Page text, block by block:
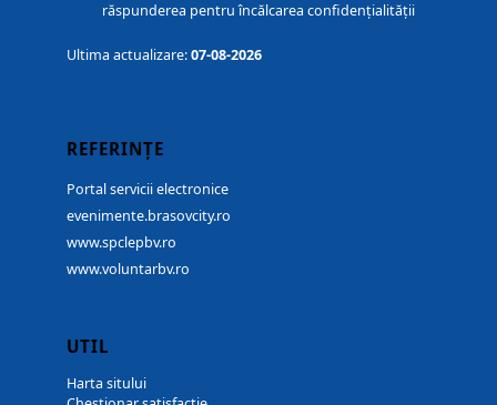
răspunderea pentru încălcarea confidențialității
Ultima actualizare:07-08-2026
REFERINȚE
Portal servicii electronice
evenimente.brasovcity.ro
www.spclepbv.ro
www.voluntarbv.ro
UTIL
Harta sitului